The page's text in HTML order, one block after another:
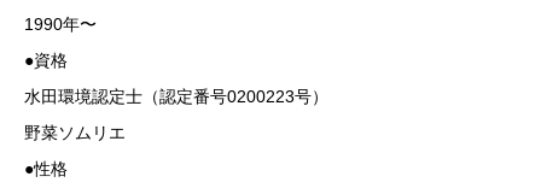
1990年〜
●資格
水田環境認定士（認定番号0200223号）
野菜ソムリエ
●性格